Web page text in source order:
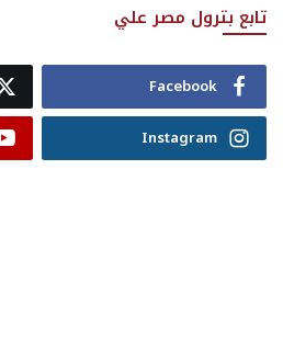
تابع بترول مصر علي
Facebook
Instagram